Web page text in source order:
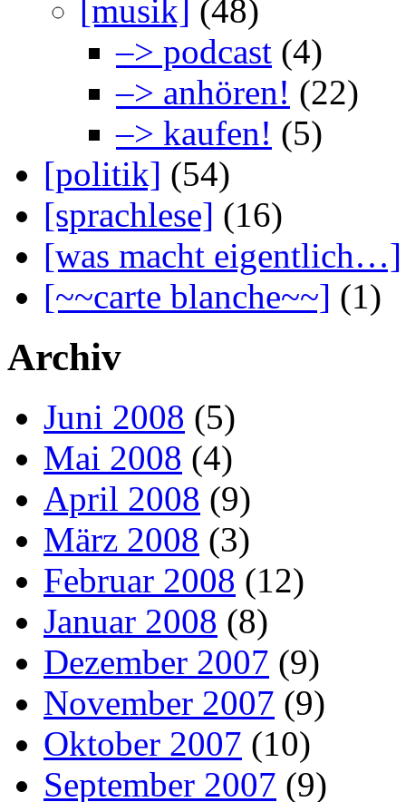
[musik] (48)
–> podcast (4)
–> anhören! (22)
–> kaufen! (5)
[politik] (54)
[sprachlese] (16)
[was macht eigentlich…]
[~~carte blanche~~] (1)
Archiv
Juni 2008 (5)
Mai 2008 (4)
April 2008 (9)
März 2008 (3)
Februar 2008 (12)
Januar 2008 (8)
Dezember 2007 (9)
November 2007 (9)
Oktober 2007 (10)
September 2007 (9)